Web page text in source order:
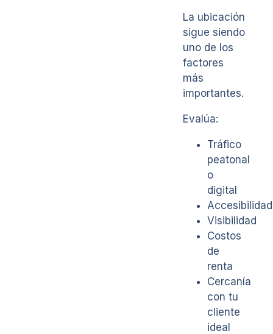
La ubicación
sigue siendo
uno de los
factores
más
importantes.
Evalúa:
Tráfico
peatonal
o
digital
Accesibilidad
Visibilidad
Costos
de
renta
Cercanía
con tu
cliente
ideal